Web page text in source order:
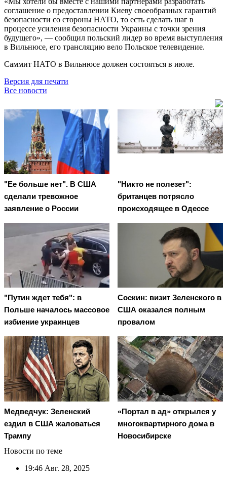
соглашение о предоставлении Киеву своеобразных гарантий
безопасности со стороны НАТО, то есть сделать шаг в
процессе усиления безопасности Украины с точки зрения
будущего», — сообщил польский лидер во время выступления
в Вильнюсе, его трансляцию вело Польское телевидение.
Саммит НАТО в Вильнюсе должен состояться в июле.
Версия для печати
Все новости
"Ее больше нет". В США
сделали тревожное
заявление о России
"Никто не полезет":
британцев потрясло
происходящее в Одессе
"Путин ждет тебя": в
Польше началось массовое
избиение украинцев
Соскин: визит Зеленского в
США оказался полным
провалом
Медведчук: Зеленский
ездил в США жаловаться
Трампу
«Портал в ад» открылся у
многоквартирного дома в
Новосибирске
Новости по теме
19:46 Авг. 28, 2025